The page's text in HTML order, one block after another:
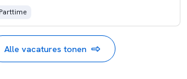
Parttime
Alle vacatures tonen